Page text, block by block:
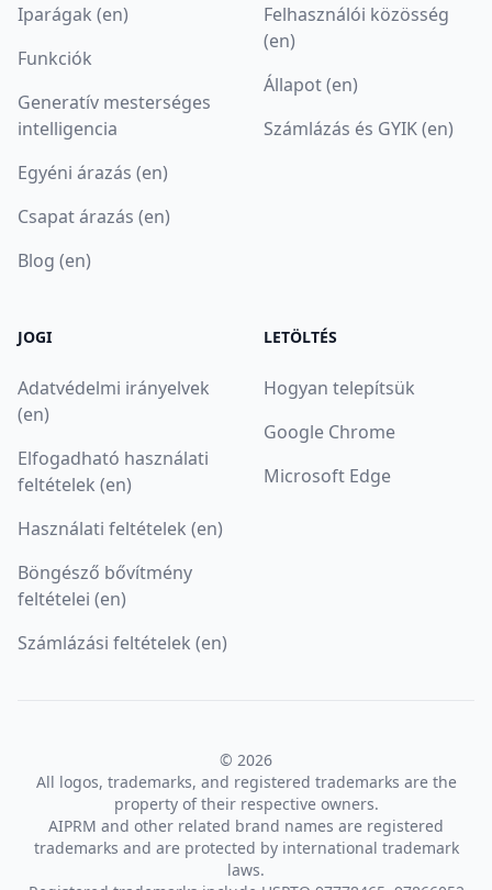
Iparágak (en)
Funkciók
Generatív mesterséges
intelligencia
Egyéni árazás (en)
Csapat árazás (en)
Blog (en)
Felhasználói közösség
(en)
Állapot (en)
Számlázás és GYIK (en)
JOGI
Adatvédelmi irányelvek
(en)
Elfogadható használati
feltételek (en)
Használati feltételek (en)
Böngésző bővítmény
feltételei (en)
Számlázási feltételek (en)
LETÖLTÉS
Hogyan telepítsük
Google Chrome
Microsoft Edge
© 2026
All logos, trademarks, and registered trademarks are the
property of their respective owners.
AIPRM and other related brand names are registered
trademarks and are protected by international trademark
laws.